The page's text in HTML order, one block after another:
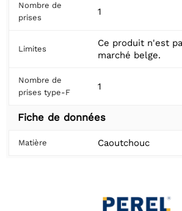
Nombre de
prises
1
Limites
Ce produit n'est
marché belge.
Nombre de
prises type-F
1
Fiche de données
Matière Caoutchouc